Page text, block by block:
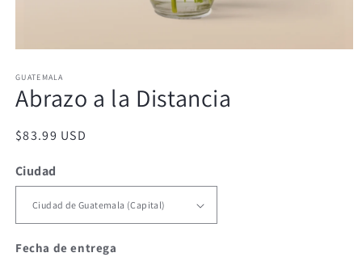
multimedia
1
en
ventana
modal
GUATEMALA
Abrazo a la Distancia
Precio
$83.99 USD
Ciudad
Fecha de entrega